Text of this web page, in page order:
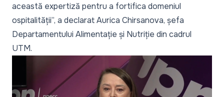
această expertiză pentru a fortifica domeniul
ospitalității”, a declarat Aurica Chirsanova, șefa
Departamentului Alimentație și Nutriție din cadrul
UTM.